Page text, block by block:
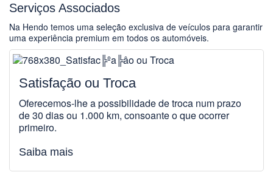
Serviços Associados
Na Hendo temos uma seleção exclusiva de veículos para garantir
uma experiência premium em todos os automóveis.
Satisfação ou Troca
Oferecemos-lhe a possibilidade de troca num prazo
de 30 dias ou 1.000 km, consoante o que ocorrer
primeiro.
Saiba mais